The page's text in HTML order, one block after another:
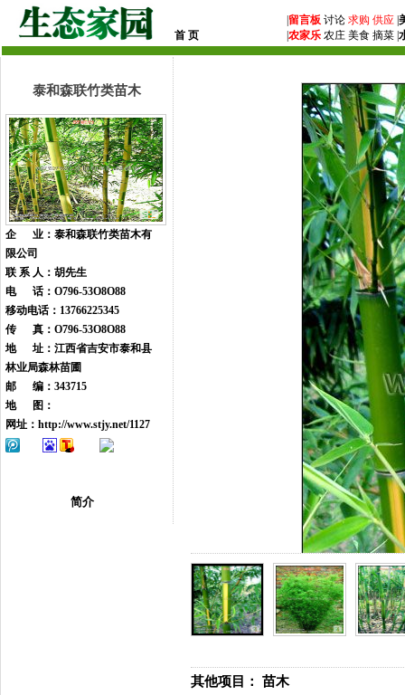
首 页
留言板 讨论 求购 供应
农家乐 农庄 美食 摘菜 |
泰和森联竹类苗木
企 业：泰和森联竹类苗木有
限公司
联 系 人：胡先生
电 话：O796-53O8O88
移动电话：13766225345
传 真：O796-53O8O88
地 址：江西省吉安市泰和县
林业局森林苗圃
邮 编：343715
地 图：
网址： http://www.stjy.net/1127
简介
其他项目： 苗木